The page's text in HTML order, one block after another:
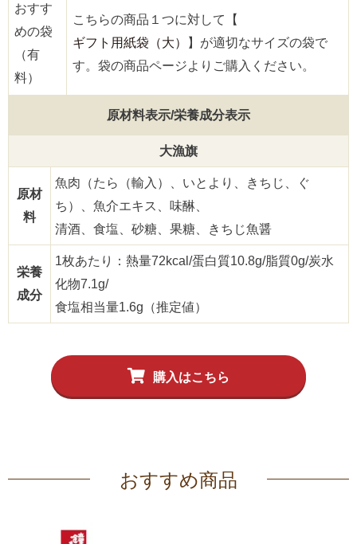
おすす
めの袋
（有
料）
こちらの商品１つに対して【
ギフト用紙袋（大）
】が適切なサイズの袋で
す。袋の商品ページよりご購入ください。
原材料表示/栄養成分表示
大漁旗
原材
料
魚肉（たら（輸入）、いとより、きちじ、ぐ
ち）、魚介エキス、味醂、
清酒、食塩、砂糖、果糖、きちじ魚醤
栄養
成分
1枚あたり：熱量72kcal/蛋白質10.8g/脂質0g/炭水
化物7.1g/
食塩相当量1.6g（推定値）
購入はこちら
おすすめ商品